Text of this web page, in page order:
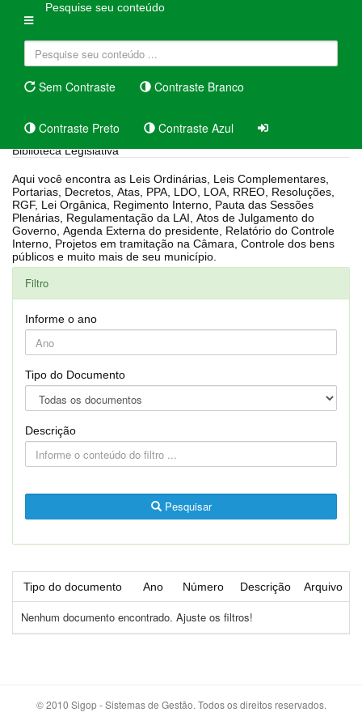
Pesquise seu conteúdo
Sem Contraste Contraste Branco
Contraste Preto Contraste Azul
Biblioteca Legislativa
Aqui você encontra as Leis Ordinárias, Leis Complementares,
Portarias, Decretos, Atas, PPA, LDO, LOA, RREO, Resoluções,
RGF, Lei Orgânica, Regimento Interno, Pauta das Sessões
Plenárias, Regulamentação da LAI, Atos de Julgamento do
Governo, Agenda Externa do presidente, Relatório do Controle
Interno, Projetos em tramitação na Câmara, Controle dos bens
públicos e muito mais de seu município.
Filtro
Informe o ano
Tipo do Documento
Descrição
Pesquisar
Tipo do documento Ano Número Descrição Arquivo
Nenhum documento encontrado. Ajuste os filtros!
© 2010 Sigop - Sistemas de Gestão. Todos os direitos reservados.